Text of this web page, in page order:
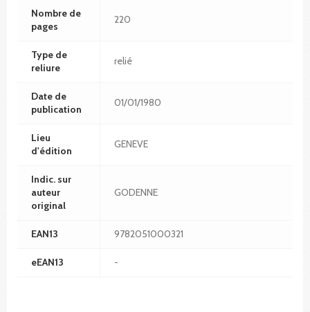
Nombre de
pages
220
Type de
reliure
relié
Date de
publication
01/01/1980
Lieu
d'édition
GENEVE
Indic. sur
auteur
original
GODENNE
EAN13 9782051000321
eEAN13 -